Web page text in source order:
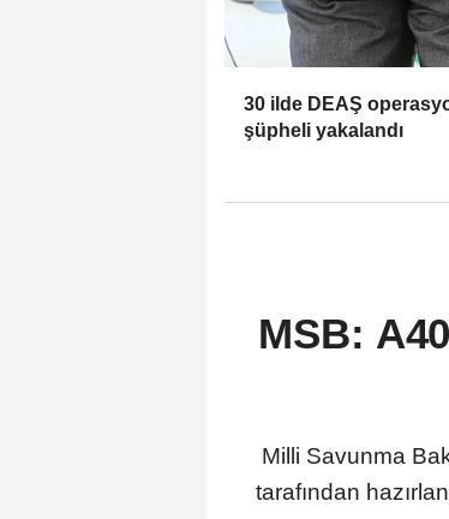
30 ilde DEAŞ
şüpheli yakalandı
MSB:
Milli Savunma
tarafından